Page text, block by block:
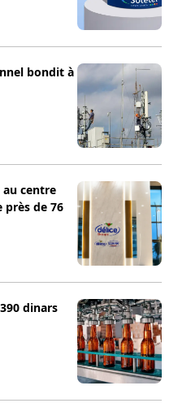
bondit à
au centre
de 76
dinars